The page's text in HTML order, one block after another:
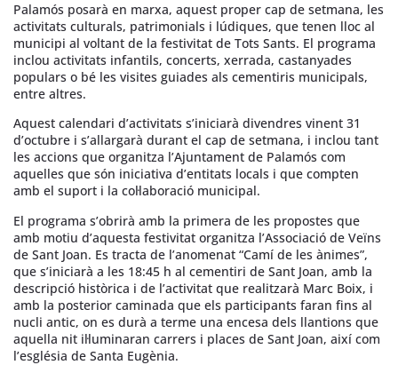
Palamós posarà en marxa, aquest proper cap de setmana, les
activitats culturals, patrimonials i lúdiques, que tenen lloc al
municipi al voltant de la festivitat de Tots Sants. El programa
inclou activitats infantils, concerts, xerrada, castanyades
populars o bé les visites guiades als cementiris municipals,
entre altres.
Aquest calendari d’activitats s’iniciarà divendres vinent 31
d’octubre i s’allargarà durant el cap de setmana, i inclou tant
les accions que organitza l’Ajuntament de Palamós com
aquelles que són iniciativa d’entitats locals i que compten
amb el suport i la col·laboració municipal.
El programa s’obrirà amb la primera de les propostes que
amb motiu d’aquesta festivitat organitza l’Associació de Veïns
de Sant Joan. Es tracta de l’anomenat “Camí de les ànimes”,
que s’iniciarà a les 18:45 h al cementiri de Sant Joan, amb la
descripció històrica i de l’activitat que realitzarà Marc Boix, i
amb la posterior caminada que els participants faran fins al
nucli antic, on es durà a terme una encesa dels llantions que
aquella nit il·luminaran carrers i places de Sant Joan, així com
l’església de Santa Eugènia.